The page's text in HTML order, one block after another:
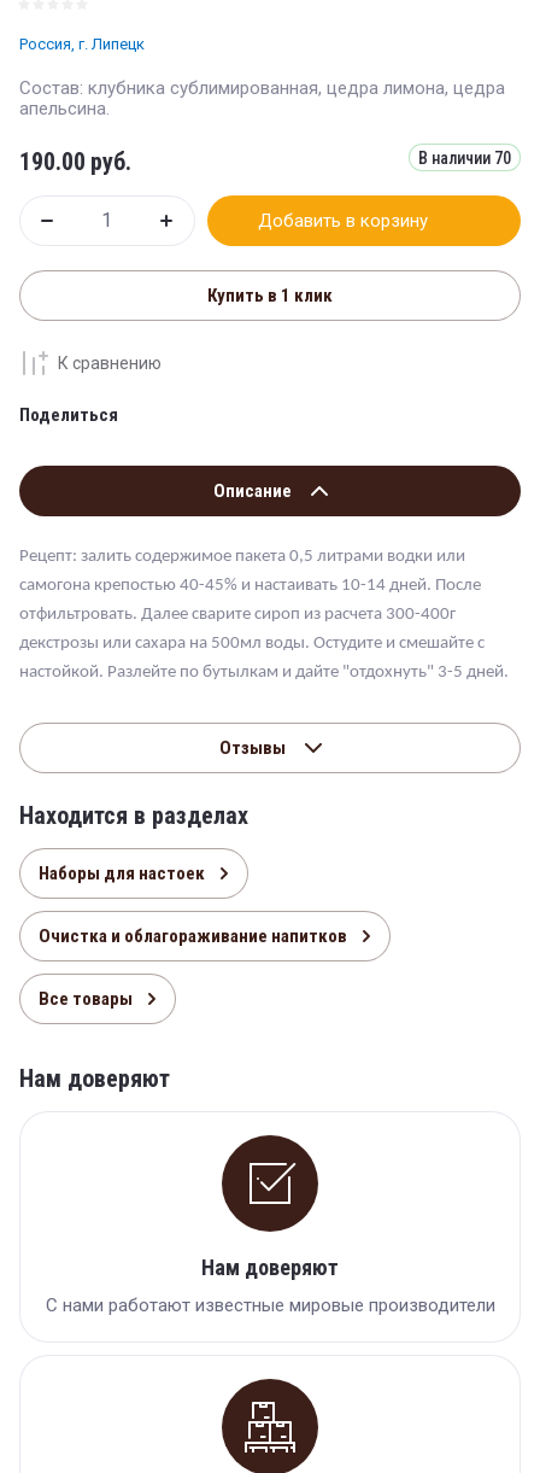
Россия, г. Липецк
Состав: клубника сублимированная, цедра лимона, цедра
апельсина.
В наличии 70
190.00 руб.
Добавить в корзину
Купить в 1 клик
К сравнению
Поделиться
Описание
Рецепт: залить содержимое пакета 0,5 литрами водки или
самогона крепостью 40-45% и настаивать 10-14 дней. После
отфильтровать. Далее сварите сироп из расчета 300-400г
декстрозы или сахара на 500мл воды. Остудите и смешайте с
настойкой. Разлейте по бутылкам и дайте "отдохнуть" 3-5 дней.
Отзывы
Находится в разделах
Наборы для настоек
Очистка и облагораживание напитков
Все товары
Нам доверяют
Нам доверяют
С нами работают известные мировые производители